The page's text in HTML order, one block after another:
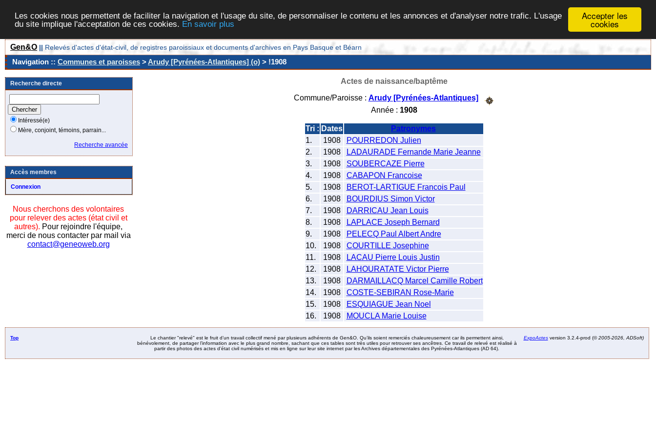
Accepter les
cookies
Les cookies nous permettent de faciliter la navigation et l'usage du site, de personnaliser le contenu et les annonces et d'analyser notre trafic. L'usage
du site implique l'acceptation de ces cookies. En savoir plus
Gen&O || Relevés d'actes d'état-civil, de registres paroissiaux et documents d'archives en Pays Basque et Béarn
Navigation :: Communes et paroisses >Arudy [Pyrénées-Atlantiques] (o) > !1908
Recherche directe
Intéressé(e)
Mère, conjoint, témoins, parrain...
Recherche avancée
Accès membres
Connexion
Nous cherchons des volontaires
pour relever des actes (état civil et
autres). Pour rejoindre l'équipe,
merci de nous contacter par mail via
contact@geneoweb.org
Actes de naissance/baptême
Commune/Paroisse : Arudy [Pyrénées-Atlantiques]
Année : 1908
Tri : Dates
Patronymes
1.
1908
POURREDON Julien
2.
1908
LADAURADE Fernande Marie Jeanne
3.
1908
SOUBERCAZE Pierre
4.
1908
CABAPON Francoise
5.
1908
BEROT-LARTIGUE Francois Paul
6.
1908
BOURDIUS Simon Victor
7.
1908
DARRICAU Jean Louis
8.
1908
LAPLACE Joseph Bernard
9.
1908
PELECQ Paul Albert Andre
10.
1908
COURTILLE Josephine
11.
1908
LACAU Pierre Louis Justin
12.
1908
LAHOURATATE Victor Pierre
13.
1908
DARMAILLACQ Marcel Camille Robert
14.
1908
COSTE-SEBIRAN Rose-Marie
15.
1908
ESQUIAGUE Jean Noel
16.
1908 MOUCLA Marie Louise
Top
Le chantier "relevé" est le fruit d’un travail collectif mené par plusieurs adhérents de Gen&O. Qu’ils soient remerciés chaleureusement car ils permettent ainsi,
bénévolement, de partager l’information avec le plus grand nombre, sachant que ces tables sont très utiles pour retrouver ses ancêtres. Ce travail de relevé est réalisé à
partir des photos des actes d’état civil numérisés et mis en ligne sur leur site internet par les Archives départementales des Pyrénées-Atlantiques (AD 64).
ExpoActesversion 3.2.4-prod (©2005-2026, ADSoft)